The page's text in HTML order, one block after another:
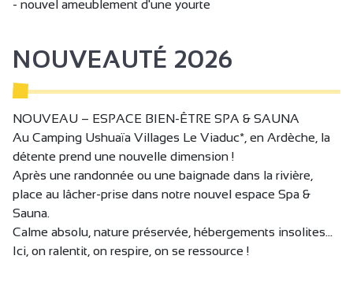
Douche avec assise + espace de circulation
- nouvel ameublement d'une yourte
NOUVEAUTÉ 2026
NOUVEAU – ESPACE BIEN-ÊTRE SPA & SAUNA
Au Camping Ushuaïa Villages Le Viaduc*, en Ardèche, la
détente prend une nouvelle dimension !
Après une randonnée ou une baignade dans la rivière,
place au lâcher-prise dans notre nouvel espace Spa &
Sauna.
Calme absolu, nature préservée, hébergements insolites…
Ici, on ralentit, on respire, on se ressource !